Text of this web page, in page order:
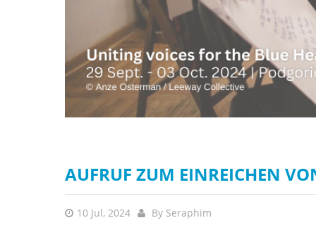
AUFRUF ZUM EINREICHEN
10 Jul, 2024 By Seraphim